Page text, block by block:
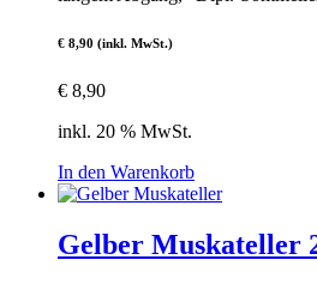
€ 8,90 (inkl. MwSt.)
€ 8,90
inkl. 20 % MwSt.
In den Warenkorb
Gelber Muskateller